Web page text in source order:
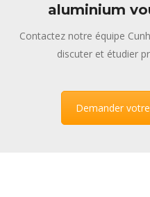
aluminium
Contactez notre équipe
discuter et étudier
Demander